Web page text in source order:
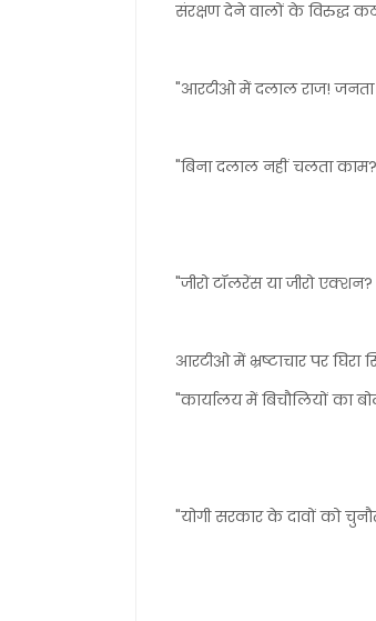
संरक्षण देने वालों के विरुद्ध
"आरटीओ में दलाल राज! जनता
"बिना दलाल नहीं चलता
"जीरो टॉलरेंस या जीरो एक्शन?
आरटीओ में भ्रष्टाचार पर घिरा
"कार्यालय में बिचौलियों का
"योगी सरकार के दावों को